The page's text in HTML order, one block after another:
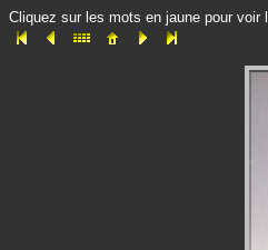
Cliquez sur les mots en jaune pour voir